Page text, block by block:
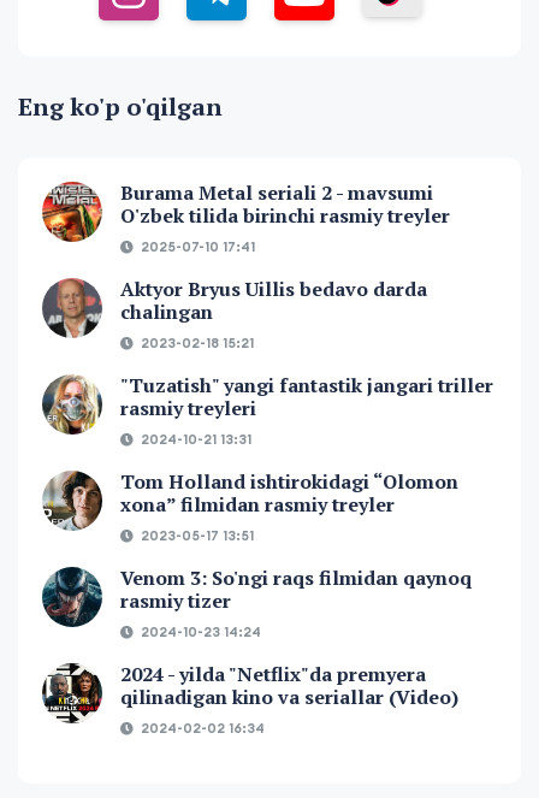
Eng ko'p o'qilgan
Burama Metal seriali 2 - mavsumi
O'zbek tilida birinchi rasmiy treyler
2025-07-10 17:41
Aktyor Bryus Uillis bedavo darda
chalingan
2023-02-18 15:21
"Tuzatish" yangi fantastik jangari triller
rasmiy treyleri
2024-10-21 13:31
Tom Holland ishtirokidagi “Olomon
xona” filmidan rasmiy treyler
2023-05-17 13:51
Venom 3: So'ngi raqs filmidan qaynoq
rasmiy tizer
2024-10-23 14:24
2024 - yilda "Netflix"da premyera
qilinadigan kino va seriallar (Video)
2024-02-02 16:34